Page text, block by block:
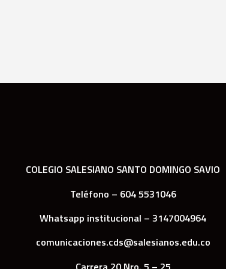
COLEGIO SALESIANO SANTO DOMINGO SAVIO
Teléfono – 604 5531046
Whatsapp institucional – 3147004964
comunicaciones.cds@salesianos.edu.co